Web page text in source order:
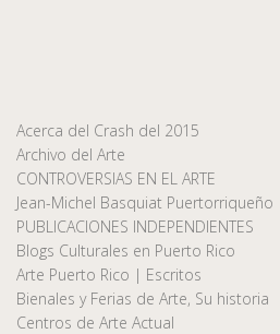
Acerca del Crash del 2015
Archivo del Arte
CONTROVERSIAS EN EL ARTE
Jean-Michel Basquiat Puertorriqueño
PUBLICACIONES INDEPENDIENTES
Blogs Culturales en Puerto Rico
Arte Puerto Rico | Escritos
Bienales y Ferias de Arte, Su historia
Centros de Arte Actual